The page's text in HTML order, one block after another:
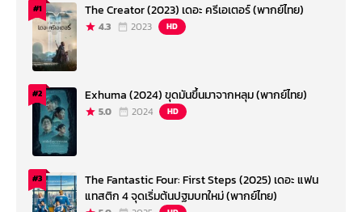
#1 The Creator (2023) เดอะ ครีเอเตอร์ (พากย์ไทย)
4.3 2023 HD
#2 Exhuma (2024) ขุดมันขึ้นมาจากหลุม (พากย์ไทย)
5.0 2024 HD
#3
The Fantastic Four: First Steps (2025) เดอะ แฟน
แทสติก 4 จุดเริ่มต้นปฐมบทใหม่ (พากย์ไทย)